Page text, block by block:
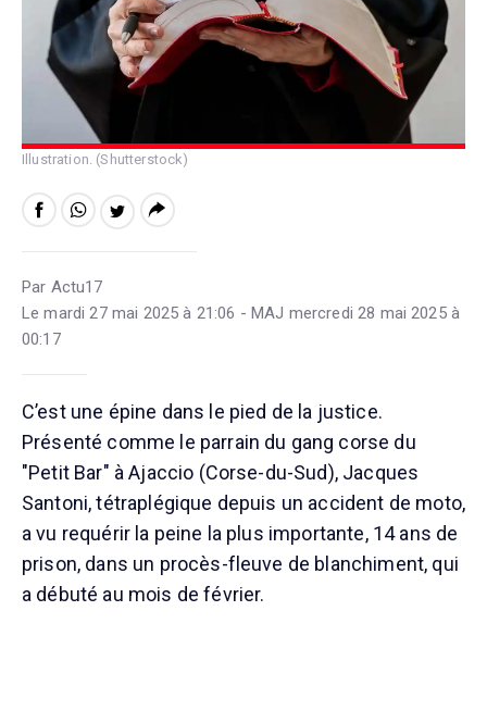
Illustration. (Shutterstock)
Par Actu17
Le mardi 27 mai 2025 à 21:06 - MAJ mercredi 28 mai 2025 à
00:17
C’est une épine dans le pied de la justice.
Présenté comme le parrain du gang corse du
"Petit Bar" à Ajaccio (Corse-du-Sud), Jacques
Santoni, tétraplégique depuis un accident de moto,
a vu requérir la peine la plus importante, 14 ans de
prison, dans un procès-fleuve de blanchiment, qui
a débuté au mois de février.